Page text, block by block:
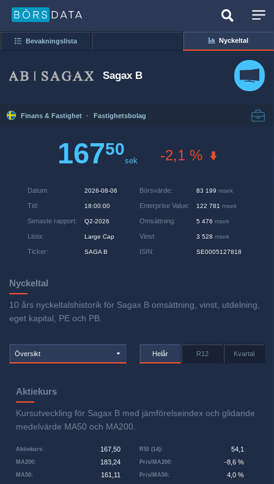
Bevakningslista Nyckeltal
Sagax B
Finans & Fastighet · Fastighetsbolag
16750
sek -2,1 %
Datum: 2026-08-06
Tid: 18:00:00
Senaste rapport: Q2-2026
Lista: Large Cap
Ticker: SAGA B
Börsvärde: 83 199 msek
Enterprise Value: 122 781 msek
Omsättning: 5 476 msek
Vinst: 3 528 msek
ISIN: SE0005127818
Nyckeltal
10 års nyckeltalshistorik för Sagax B omsättning, vinst, utdelning,
eget kapital, PE och PB.
Översikt Helår R12 Kvartal
Aktiekurs
Kursutveckling för Sagax B med jämförelseindex och glidande
medelvärde MA50 och MA200.
Aktiekurs: 167,50
MA50: 161,11
MA200: 183,24 Pris/MA200: -8,6 %
RSI (14): 54,1
Pris/MA50: 4,0 %